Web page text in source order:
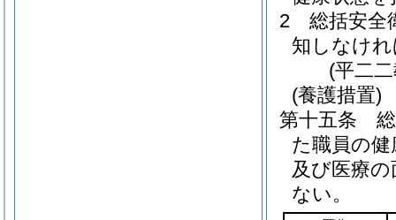
2
総括安全
知しなけ
(平二
(養護措置)
第十五条
た職員の
及び医療
ない。